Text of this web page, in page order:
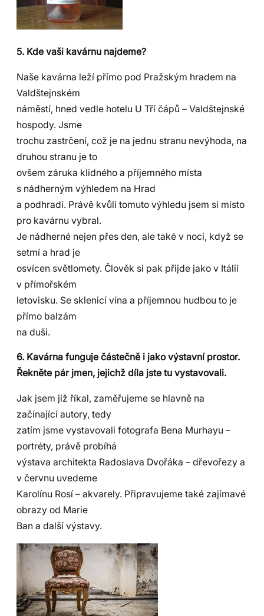
5. Kde vaši kavárnu najdeme?
Naše kavárna leží přímo pod Pražským hradem na
Valdštejnském
náměstí, hned vedle hotelu U Tří čápů – Valdštejnské
hospody. Jsme
trochu zastrčení, což je na jednu stranu nevýhoda, na
druhou stranu je to
ovšem záruka klidného a příjemného místa
s nádherným výhledem na Hrad
a podhradí. Právě kvůli tomuto výhledu jsem si místo
pro kavárnu vybral.
Je nádherné nejen přes den, ale také v noci, když se
setmí a hrad je
osvícen světlomety. Člověk si pak přijde jako v Itálii
v přímořském
letovisku. Se sklenicí vína a příjemnou hudbou to je
přímo balzám
na duši.
6. Kavárna funguje částečně i jako výstavní prostor.
Řekněte pár jmen, jejichž díla jste tu vystavovali.
Jak jsem již říkal, zaměřujeme se hlavně na
začínající autory, tedy
zatím jsme vystavovali fotografa Bena Murhayu –
portréty, právě probíhá
výstava architekta Radoslava Dvořáka – dřevořezy a
v červnu uvedeme
Karolínu Rosí – akvarely. Připravujeme také zajímavé
obrazy od Marie
Ban a další výstavy.